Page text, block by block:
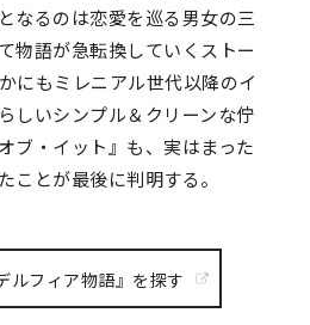
なるのは恋愛を巡る男女の三
物語が急転換していくストー
にもミレニアル世代以降のイ
しいシンプル＆クリーンな佇
ブ・イット』も、実はまった
ことが最後に判明する。
ルフィア物語』を探す